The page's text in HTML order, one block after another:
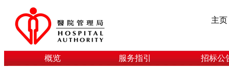
主页
概览 服务指引 招标公